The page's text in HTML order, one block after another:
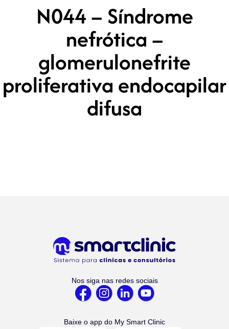
N044 – Síndrome
nefrótica –
glomerulonefrite
proliferativa endocapilar
difusa
Nos siga nas redes sociais
Baixe o app do My Smart Clinic